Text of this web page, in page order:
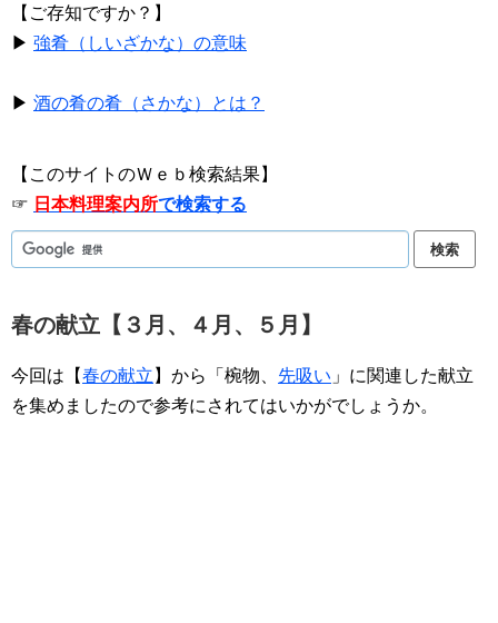
【ご存知ですか？】
▶ 強肴（しいざかな）の意味
▶ 酒の肴の肴（さかな）とは？
【このサイトのＷｅｂ検索結果】
☞ 日本料理案内所で検索する
春の献立【３月、４月、５月】
今回は【春の献立 】から「椀物、 先吸い 」に関連した献立
を集めましたので参考にされてはいかがでしょうか。